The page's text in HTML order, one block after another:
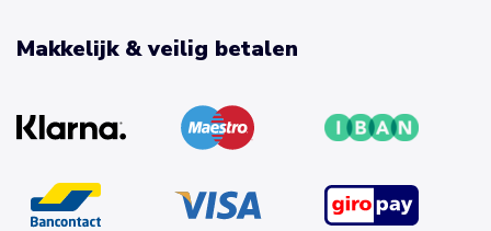
Makkelijk & veilig betalen